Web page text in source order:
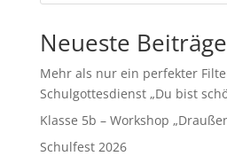
Neueste Beiträge
Mehr als nur ein perfekter
Schulgottesdienst „Du bist
Klasse 5b – Workshop
Schulfest 2026